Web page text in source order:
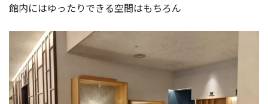
館内にはゆったりできる空間はもちろん